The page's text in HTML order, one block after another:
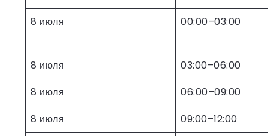
8 июля
00:00–03:00
8 июля
03:00–06:00
8 июля
06:00–09:00
8 июля
09:00–12:00